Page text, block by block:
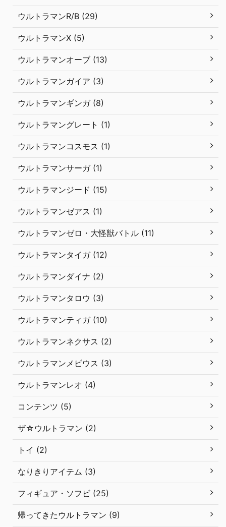
ウルトラマンR/B (29)
ウルトラマンX (5)
ウルトラマンオーブ (13)
ウルトラマンガイア (3)
ウルトラマンギンガ (8)
ウルトラマングレート (1)
ウルトラマンコスモス (1)
ウルトラマンサーガ (1)
ウルトラマンジード (15)
ウルトラマンゼアス (1)
ウルトラマンゼロ・大怪獣バトル (11)
ウルトラマンタイガ (12)
ウルトラマンダイナ (2)
ウルトラマンタロウ (3)
ウルトラマンティガ (10)
ウルトラマンネクサス (2)
ウルトラマンメビウス (3)
ウルトラマンレオ (4)
コンテンツ (5)
ザ☆ウルトラマン (2)
トイ (2)
なりきりアイテム (3)
フィギュア・ソフビ (25)
帰ってきたウルトラマン (9)